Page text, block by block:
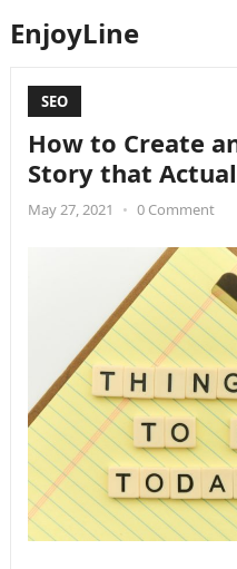
EnjoyLine
SEO
How to Create
Story that
May 27, 2021 • 0 Comment